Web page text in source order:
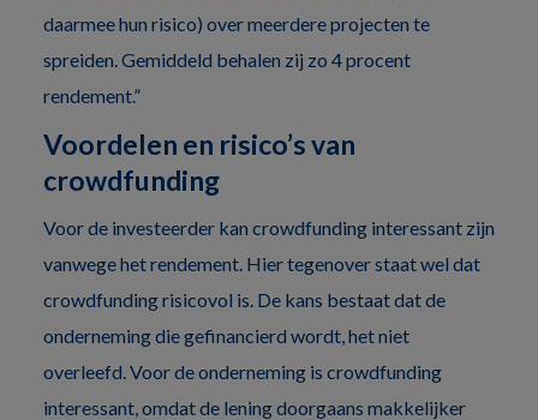
daarmee hun risico) over meerdere projecten te
spreiden. Gemiddeld behalen zij zo 4 procent
rendement.”
Voordelen en risico’s van
crowdfunding
Voor de investeerder kan crowdfunding interessant zijn
vanwege het rendement. Hier tegenover staat wel dat
crowdfunding risicovol is. De kans bestaat dat de
onderneming die gefinancierd wordt, het niet
overleefd. Voor de onderneming is crowdfunding
interessant, omdat de lening doorgaans makkelijker